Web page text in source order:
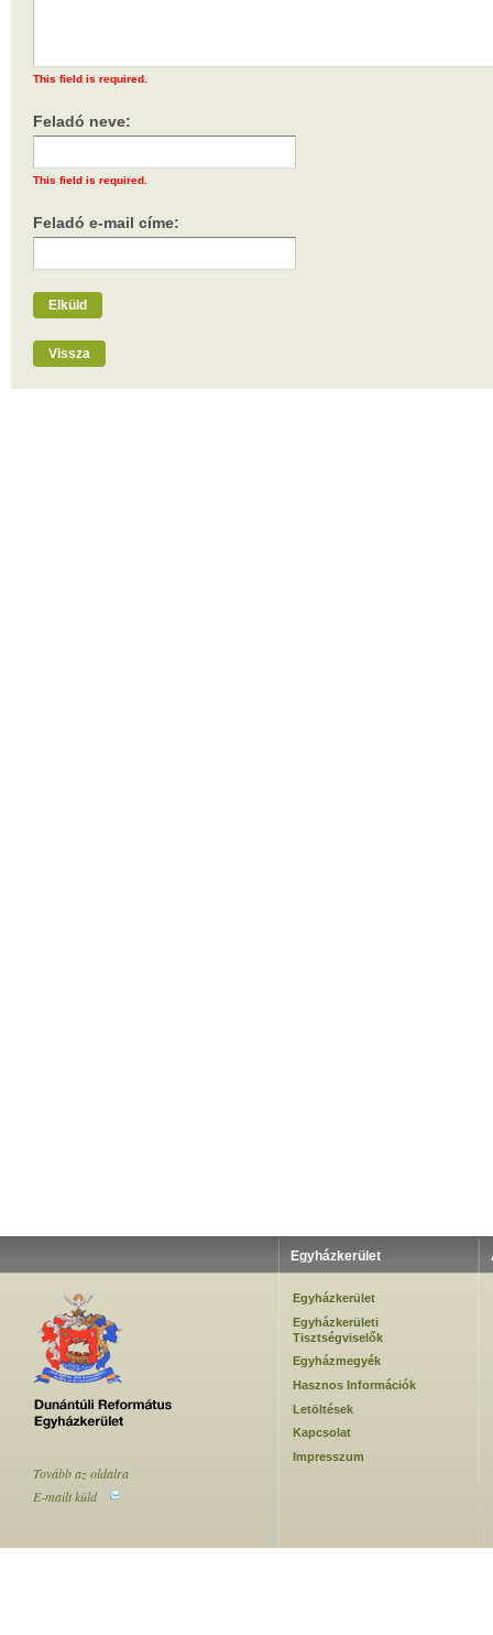
This field is required.
Feladó neve:
This field is required.
Feladó e-mail címe:
Elküld
Vissza
Egyházkerület
Egyházkerület
Egyházkerületi
Tisztségviselők
Egyházmegyék
Hasznos Információk
Letöltések
Kapcsolat
Impresszum
Tovább az oldalra
E-mailt küld